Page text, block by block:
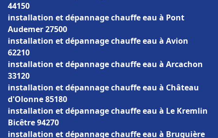
44150
installation et dépannage chauffe eau à Pont
Audemer 27500
installation et dépannage chauffe eau à Avion
62210
installation et dépannage chauffe eau à Arcachon
33120
installation et dépannage chauffe eau à Château
d'Olonne 85180
installation et dépannage chauffe eau à Le Kremlin
Bicêtre 94270
installation et dépannage chauffe eau à Bruguière